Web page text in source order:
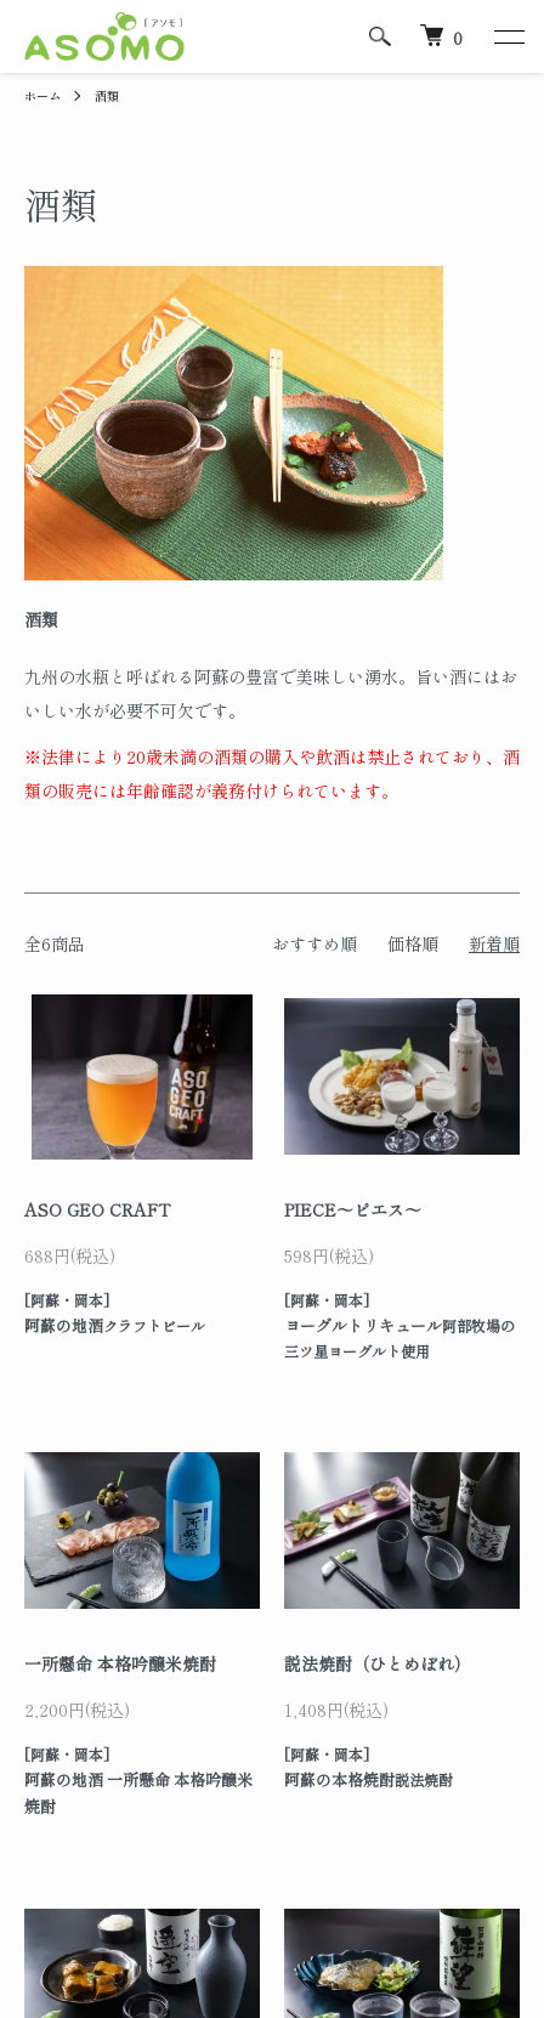
0
ホーム 酒類
酒類
酒類
九州の水瓶と呼ばれる阿蘇の豊富で美味しい湧水。旨い酒にはお
いしい水が必要不可欠です。
※法律により20歳未満の酒類の購入や飲酒は禁止されており、酒
類の販売には年齢確認が義務付けられています。
全6商品 おすすめ順 価格順 新着順
ASO GEO CRAFT
688円(税込)
[阿蘇・岡本]
阿蘇の地酒クラフトビール
PIECE～ピエス～
598円(税込)
[阿蘇・岡本]
ヨーグルトリキュール阿部牧場の
三ツ星ヨーグルト使用
一所懸命 本格吟醸米焼酎
2,200円(税込)
[阿蘇・岡本]
阿蘇の地酒 一所懸命 本格吟醸米
焼酎
説法焼酎（ひとめぼれ）
1,408円(税込)
[阿蘇・岡本]
阿蘇の本格焼酎説法焼酎